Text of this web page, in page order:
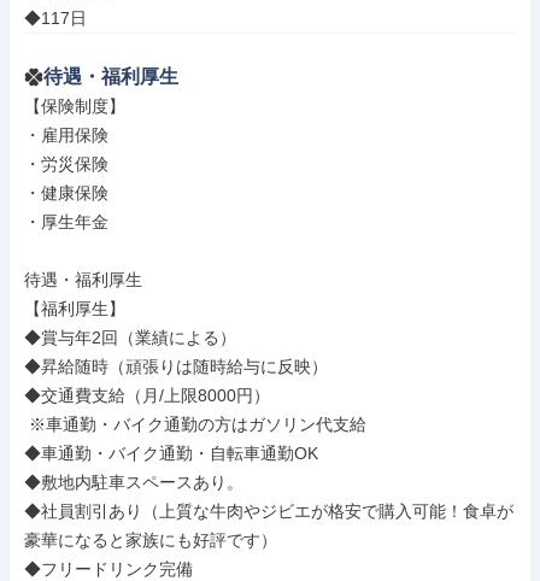
◆117日
待遇・福利厚生
【保険制度】
・雇用保険
・労災保険
・健康保険
・厚生年金
待遇・福利厚生
【福利厚生】
◆賞与年2回（業績による）
◆昇給随時（頑張りは随時給与に反映）
◆交通費支給（月/上限8000円）
◆車通勤・バイク通勤・自転車通勤OK
◆敷地内駐車スペースあり。
◆社員割引あり（上質な牛肉やジビエが格安で購入可能！食卓が
豪華になると家族にも好評です）
◆フリードリンク完備